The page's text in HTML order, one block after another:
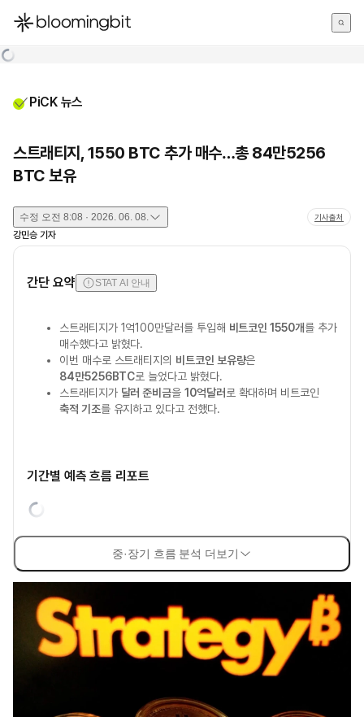
한국어
PiCK 뉴스
스트래티지, 1550 BTC 추가 매수…총 84만5256
BTC 보유
수정 오전 8:08 · 2026. 06. 08. 기사출처
강민승 기자
간단 요약 STAT AI 안내
스트래티지가 1억100만달러를 투입해 비트코인 1550개를 추가
매수했다고 밝혔다.
이번 매수로 스트래티지의 비트코인 보유량은
84만5256BTC로 늘었다고 밝혔다.
스트래티지가 달러 준비금을 10억달러 로 확대하며 비트코인
축적 기조를 유지하고 있다고 전했다.
기간별 예측 흐름 리포트
중·장기 흐름 분석 더보기